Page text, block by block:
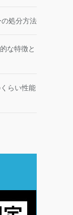
処分方法
な特徴と
らい性能